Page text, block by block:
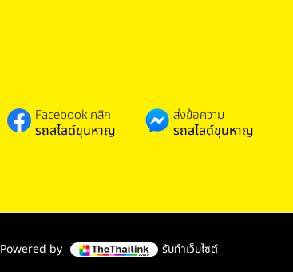
Facebook คลิก
รถสไลด์ขุนหาญ
ส่งข้อความ
รถสไลด์ขุนหาญ
Powered by รับทำเว็บไซต์